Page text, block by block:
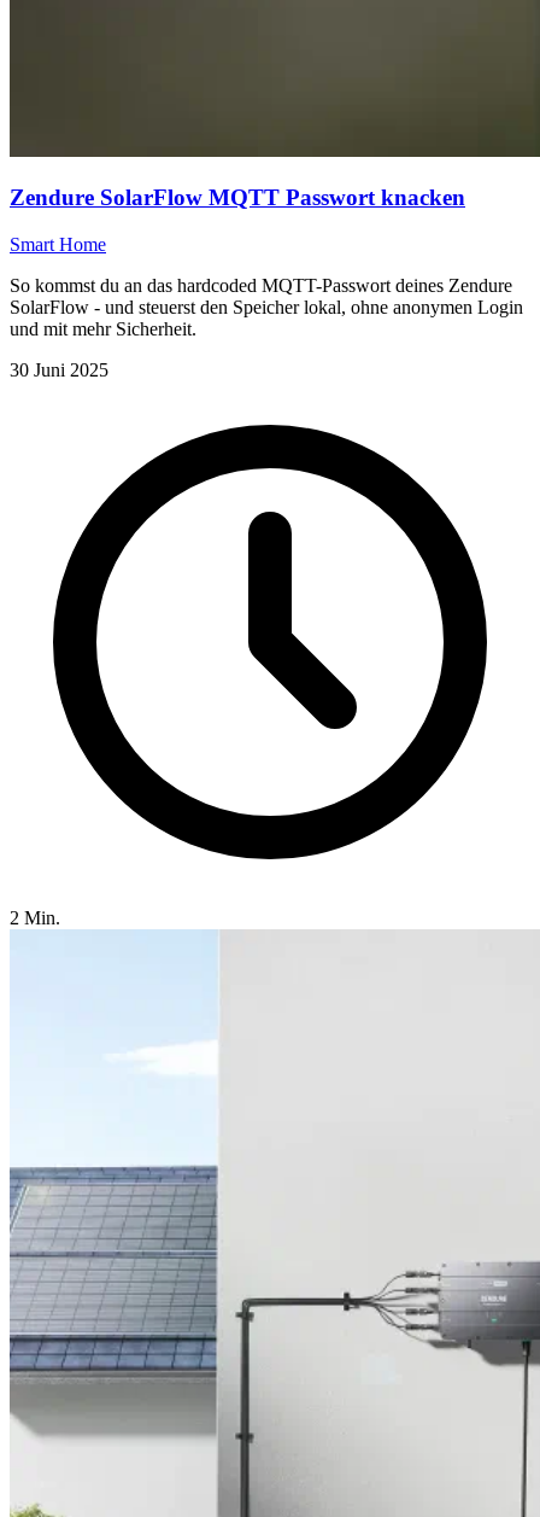
Zendure SolarFlow MQTT Passwort knacken
Smart Home
So kommst du an das hardcoded MQTT-Passwort deines Zendure
SolarFlow - und steuerst den Speicher lokal, ohne anonymen Login
und mit mehr Sicherheit.
30 Juni 2025
2 Min.